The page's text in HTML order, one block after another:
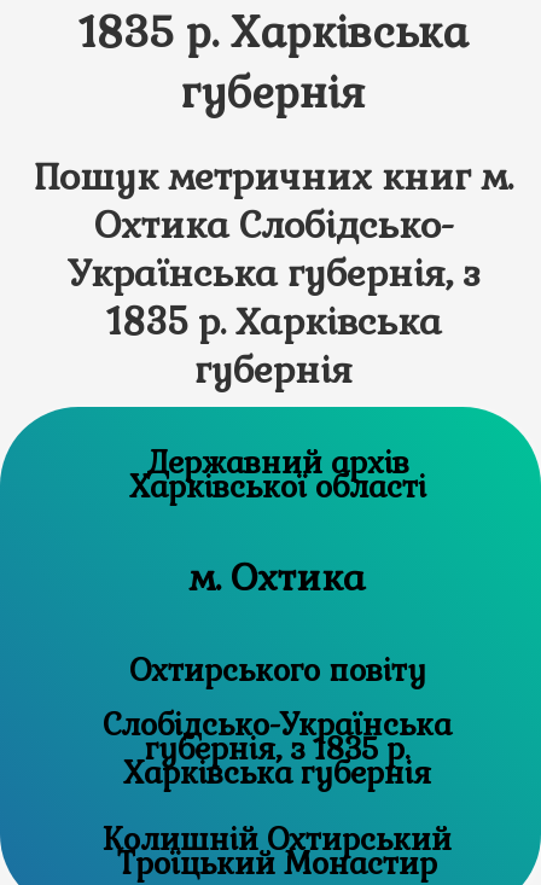
1835 р. Харківська
губернія
Пошук метричних книг м.
Охтика Слобідсько-
Українська губернія, з
1835 р. Харківська
губернія
Державний архів
Харківської області
м. Охтика
Охтирського повіту
Слобідсько-Українська
губернія, з 1835 р.
Харківська губернія
Колишній Охтирський
Троїцький Монастир